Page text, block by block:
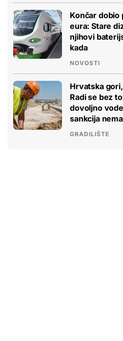
Končar dobio
eura: Stare
njihovi
kada
NOVOSTI
Hrvatska
Radi se bez
dovoljno
sankcija nema
GRADILIŠTE